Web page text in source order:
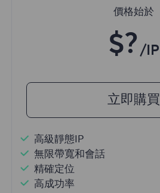
價格始於
$? /IP
立即購買
高級靜態IP
無限帶寬和會話
精確定位
高成功率